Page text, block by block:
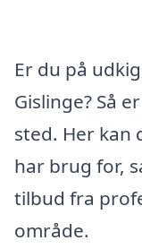
Er du på
Gislinge? Så
sted. Her kan
har brug for,
tilbud fra
område.